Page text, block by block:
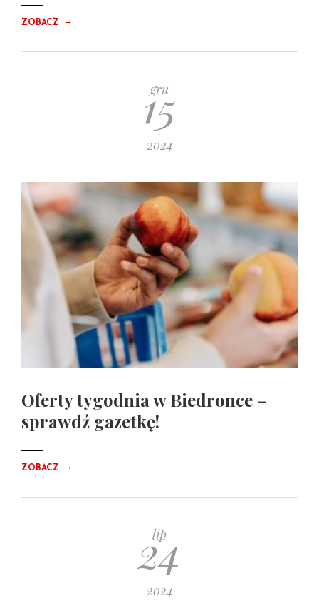
ZOBACZ →
gru
15
2024
Oferty tygodnia w Biedronce –
sprawdź gazetkę!
ZOBACZ →
lip
24
2024